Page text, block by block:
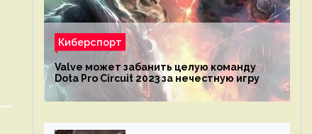
Киберспорт
Valve может забанить целую команду
Dota Pro Circuit 2023 за нечестную игру